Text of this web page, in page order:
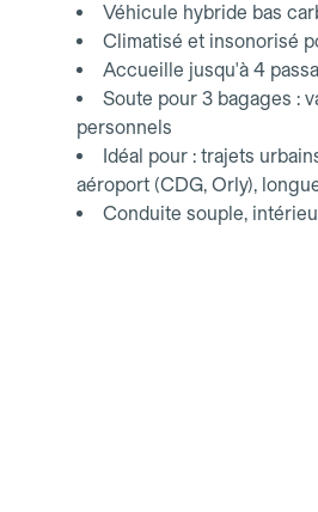
Véhicule hybride bas
Climatisé et insonorisé
Accueille jusqu'à 4
Soute pour 3 bagages :
personnels
Idéal pour : trajets
aéroport (CDG, Orly),
Conduite souple,